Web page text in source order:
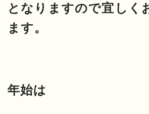
となりますので宜しく
ます。
年始は